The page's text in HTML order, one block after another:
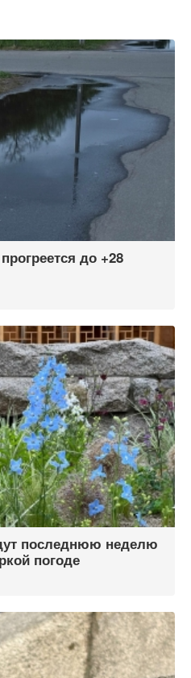
до +28
последнюю неделю
погоде